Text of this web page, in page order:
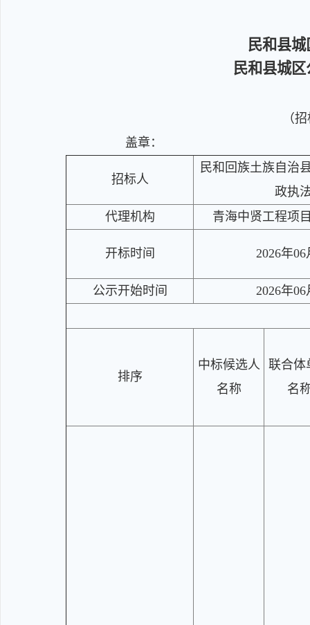
民和县
民和县城
（
盖章：
招标人
民和回族土族自治
政执
代理机构
青海中贤工程项
开标时间 2026年06
公示开始时间 2026年06
排序
中标候选人
名称
联合体
名